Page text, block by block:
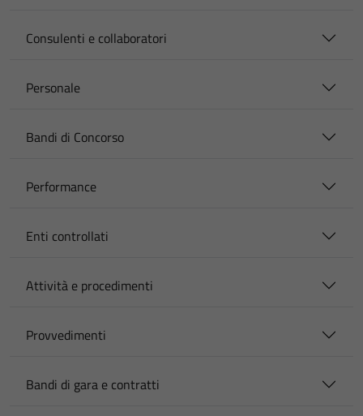
Consulenti e collaboratori
Personale
Bandi di Concorso
Performance
Enti controllati
Attività e procedimenti
Provvedimenti
Bandi di gara e contratti